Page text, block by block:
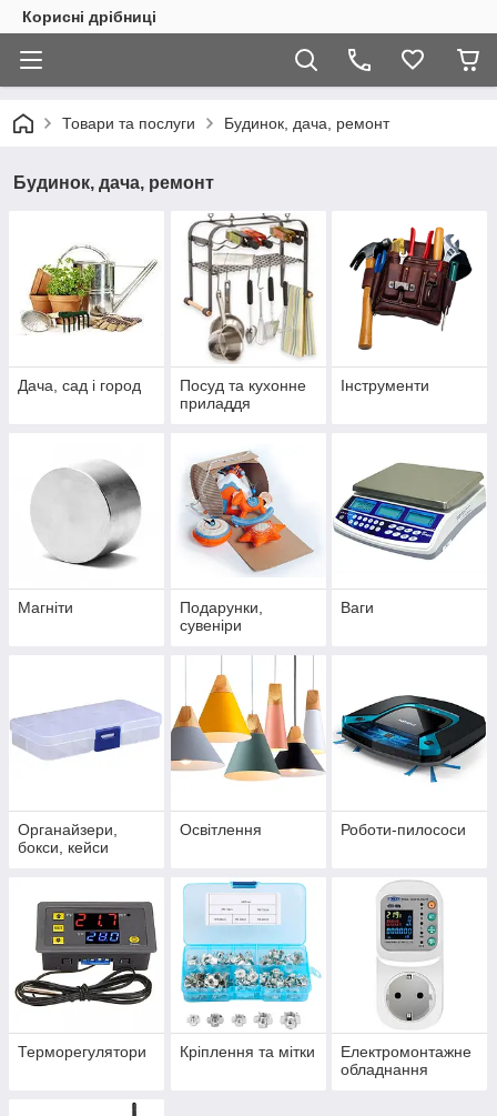
Корисні дрібниці
Товари та послуги Будинок, дача, ремонт
Будинок, дача, ремонт
Дача, сад і город
Посуд та кухонне
приладдя
Інструменти
Магніти
Подарунки,
сувеніри
Ваги
Органайзери,
бокси, кейси
Освітлення Роботи-пилососи
Терморегулятори Кріплення та мітки
Електромонтажне
обладнання